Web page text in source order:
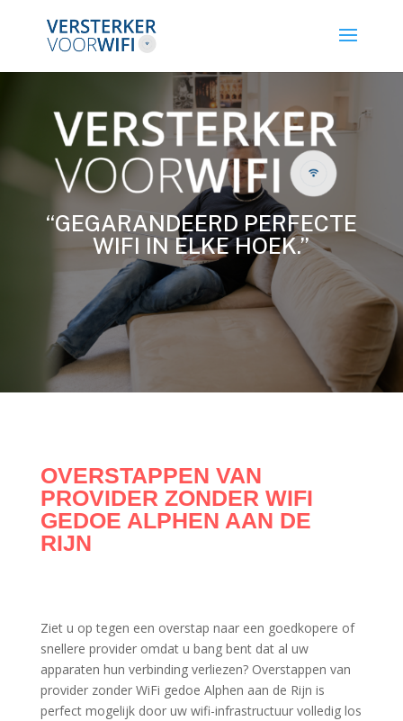
“GEGARANDEERD PERFECTE
WIFI IN ELKE HOEK.”
OVERSTAPPEN VAN
PROVIDER ZONDER WIFI
GEDOE ALPHEN AAN DE
RIJN
Ziet u op tegen een overstap naar een goedkopere of
snellere provider omdat u bang bent dat al uw
apparaten hun verbinding verliezen? Overstappen van
provider zonder WiFi gedoe Alphen aan de Rijn is
perfect mogelijk door uw wifi-infrastructuur volledig los